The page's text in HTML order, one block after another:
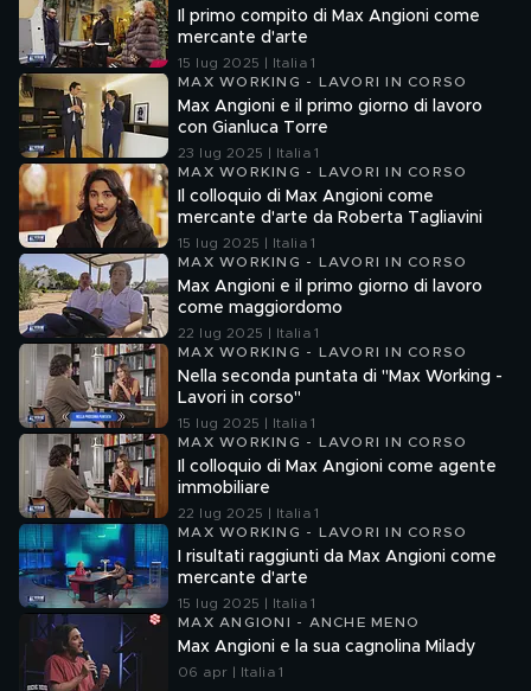
Il primo compito di Max Angioni come
mercante d'arte
15 lug 2025 | Italia 1
MAX WORKING - LAVORI IN CORSO
Max Angioni e il primo giorno di lavoro
con Gianluca Torre
23 lug 2025 | Italia 1
MAX WORKING - LAVORI IN CORSO
Il colloquio di Max Angioni come
mercante d'arte da Roberta Tagliavini
15 lug 2025 | Italia 1
MAX WORKING - LAVORI IN CORSO
Max Angioni e il primo giorno di lavoro
come maggiordomo
22 lug 2025 | Italia 1
MAX WORKING - LAVORI IN CORSO
Nella seconda puntata di "Max Working -
Lavori in corso"
15 lug 2025 | Italia 1
MAX WORKING - LAVORI IN CORSO
Il colloquio di Max Angioni come agente
immobiliare
22 lug 2025 | Italia 1
MAX WORKING - LAVORI IN CORSO
I risultati raggiunti da Max Angioni come
mercante d'arte
15 lug 2025 | Italia 1
MAX ANGIONI - ANCHE MENO
Max Angioni e la sua cagnolina Milady
06 apr | Italia 1